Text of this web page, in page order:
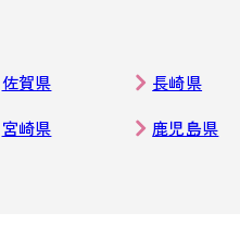
佐賀県
長崎県
宮崎県
鹿児島県